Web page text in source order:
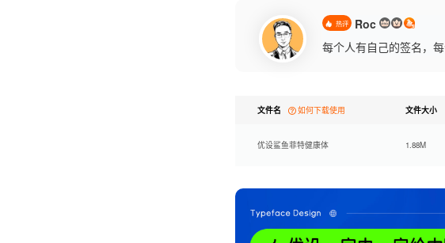
热评 Roc
每个人有自己的签名，
文件名 如何下载使用 文件大小
优设鲨鱼菲特健康体 1.88M